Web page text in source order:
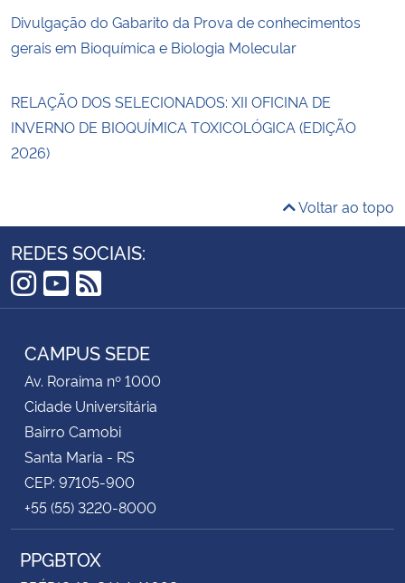
Divulgação do Gabarito da Prova de conhecimentos
gerais em Bioquímica e Biologia Molecular
RELAÇÃO DOS SELECIONADOS: XII OFICINA DE
INVERNO DE BIOQUÍMICA TOXICOLÓGICA (EDIÇÃO
2026)
Voltar ao topo
REDES SOCIAIS:
Instagram
YouTube
RSS
CAMPUS SEDE
Av. Roraima nº 1000
Cidade Universitária
Bairro Camobi
Santa Maria - RS
CEP: 97105-900
+55 (55) 3220-8000
PPGBTOX